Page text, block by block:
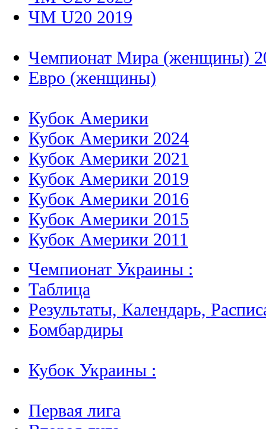
ЧМ U20 2019
Чемпионат Мира (женщины)
Евро (женщины)
Кубок Америки
Кубок Америки 2024
Кубок Америки 2021
Кубок Америки 2019
Кубок Америки 2016
Кубок Америки 2015
Кубок Америки 2011
Чемпионат Украины :
Таблица
Результаты, Календарь,
Бомбардиры
Кубок Украины :
Первая лига